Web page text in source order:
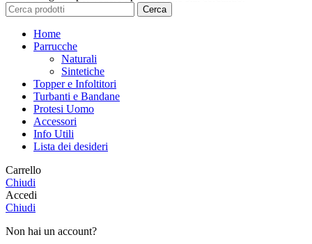
Cerca
Home
Parrucche
Naturali
Sintetiche
Topper e Infoltitori
Turbanti e Bandane
Protesi Uomo
Accessori
Info Utili
Lista dei desideri
Carrello
Chiudi
Accedi
Chiudi
Non hai un account?